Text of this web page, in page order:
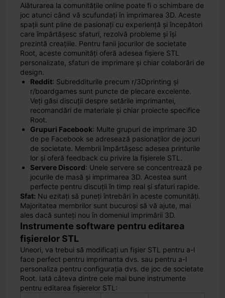
Alăturarea la comunitățile online poate fi o schimbare de
joc atunci când vă scufundați în imprimarea 3D. Aceste
spații sunt pline de pasionați cu experiență și începători
care împărtășesc sfaturi, rezolvă probleme și își
prezintă creațiile. Pentru fanii jocurilor de societate
Root, aceste comunități oferă adesea fișiere STL
personalizate, sfaturi de imprimare și chiar colaborări de
design.
Reddit: Subredditurile precum r/3Dprinting și
r/boardgames sunt puncte de plecare excelente.
Veți găsi discuții despre setările imprimantei,
recomandări de materiale și chiar proiecte specifice
Root.
Grupuri Facebook: Multe grupuri de imprimare 3D
de pe Facebook se adresează pasionaților de jocuri
de societate. Membrii împărtășesc adesea printurile
lor și oferă feedback cu privire la fișierele STL.
Servere Discord: Unele servere se concentrează pe
jocurile de masă și imprimarea 3D. Acestea sunt
perfecte pentru discuții în timp real și sfaturi rapide.
Sfat: Nu ezitați să puneți întrebări în aceste comunități.
Majoritatea membrilor sunt bucuroși să vă ajute, mai
ales dacă sunteți nou în domeniul imprimării 3D.
Instrumente software pentru editarea
fișierelor STL
Uneori, va trebui să modificați un fișier STL pentru a-l
face perfect pentru imprimanta dvs. sau pentru a-l
personaliza pentru configurația dvs. de joc de societate
Root. Iată câteva dintre cele mai bune instrumente
pentru editarea fișierelor STL: